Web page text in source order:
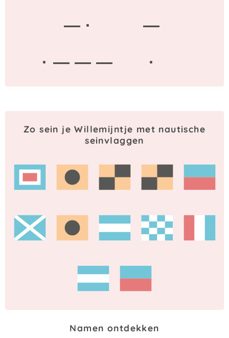
— ·
—
· — — —
·
Zo sein je Willemijntje met nautische
seinvlaggen
Namen ontdekken